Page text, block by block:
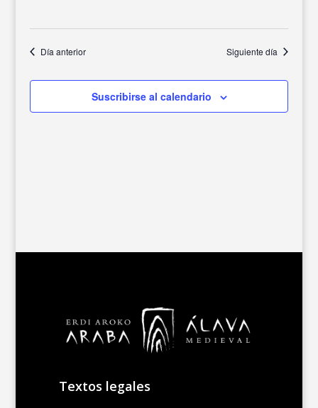
Día anterior Siguiente día
Suscribirse al calendario
Textos legales